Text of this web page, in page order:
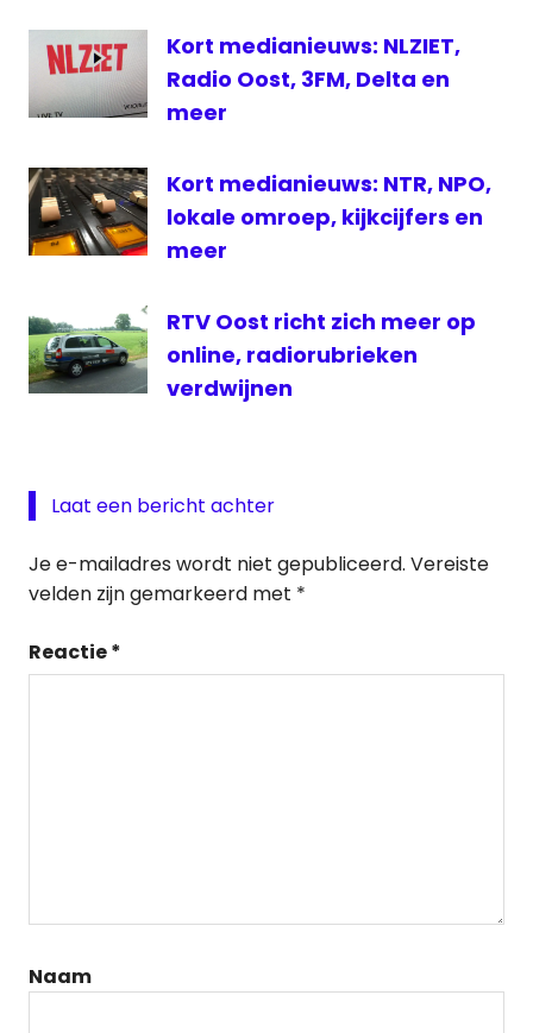
Kort medianieuws: NLZIET,
Radio Oost, 3FM, Delta en
meer
Kort medianieuws: NTR, NPO,
lokale omroep, kijkcijfers en
meer
RTV Oost richt zich meer op
online, radiorubrieken
verdwijnen
Laat een bericht achter
Je e-mailadres wordt niet gepubliceerd. Vereiste
velden zijn gemarkeerd met *
Reactie*
Naam